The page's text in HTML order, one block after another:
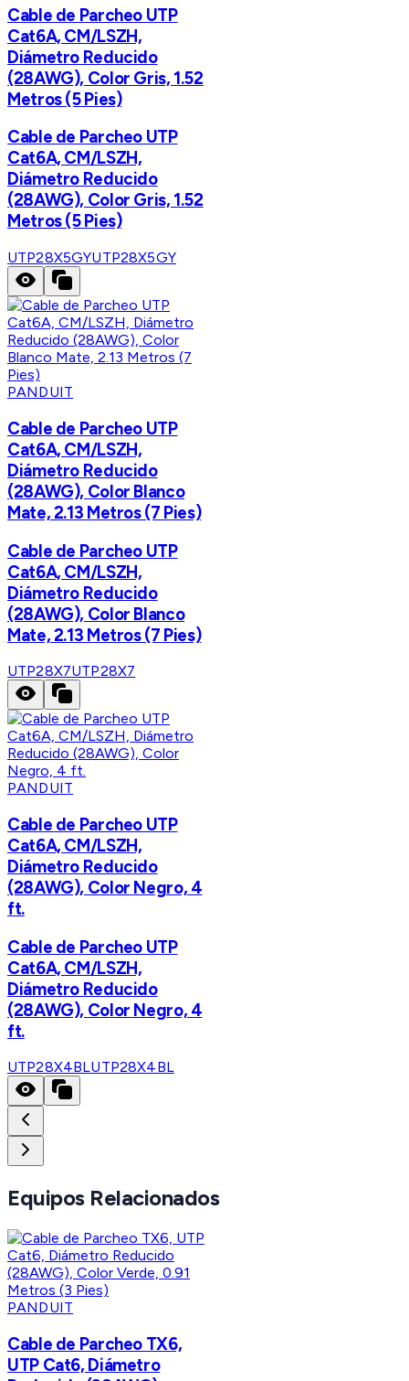
Cable de Parcheo UTP
Cat6A, CM/LSZH,
Diámetro Reducido
(28AWG), Color Gris, 1.52
Metros (5 Pies)
Cable de Parcheo UTP
Cat6A, CM/LSZH,
Diámetro Reducido
(28AWG), Color Gris, 1.52
Metros (5 Pies)
UTP28X5GYUTP28X5GY
PANDUIT
Cable de Parcheo UTP
Cat6A, CM/LSZH,
Diámetro Reducido
(28AWG), Color Blanco
Mate, 2.13 Metros (7 Pies)
Cable de Parcheo UTP
Cat6A, CM/LSZH,
Diámetro Reducido
(28AWG), Color Blanco
Mate, 2.13 Metros (7 Pies)
UTP28X7UTP28X7
PANDUIT
Cable de Parcheo UTP
Cat6A, CM/LSZH,
Diámetro Reducido
(28AWG), Color Negro, 4
ft.
Cable de Parcheo UTP
Cat6A, CM/LSZH,
Diámetro Reducido
(28AWG), Color Negro, 4
ft.
UTP28X4BLUTP28X4BL
Equipos Relacionados
PANDUIT
Cable de Parcheo TX6,
UTP Cat6, Diámetro